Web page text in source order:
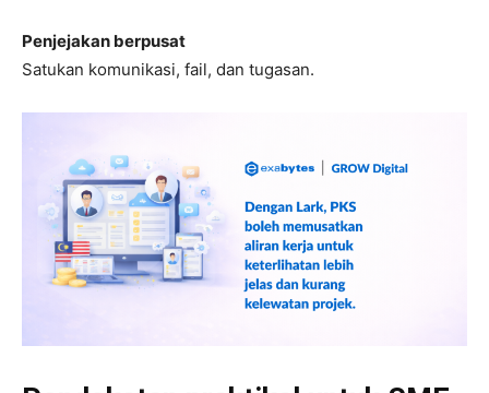
Penjejakan berpusat
Satukan komunikasi, fail, dan tugasan.